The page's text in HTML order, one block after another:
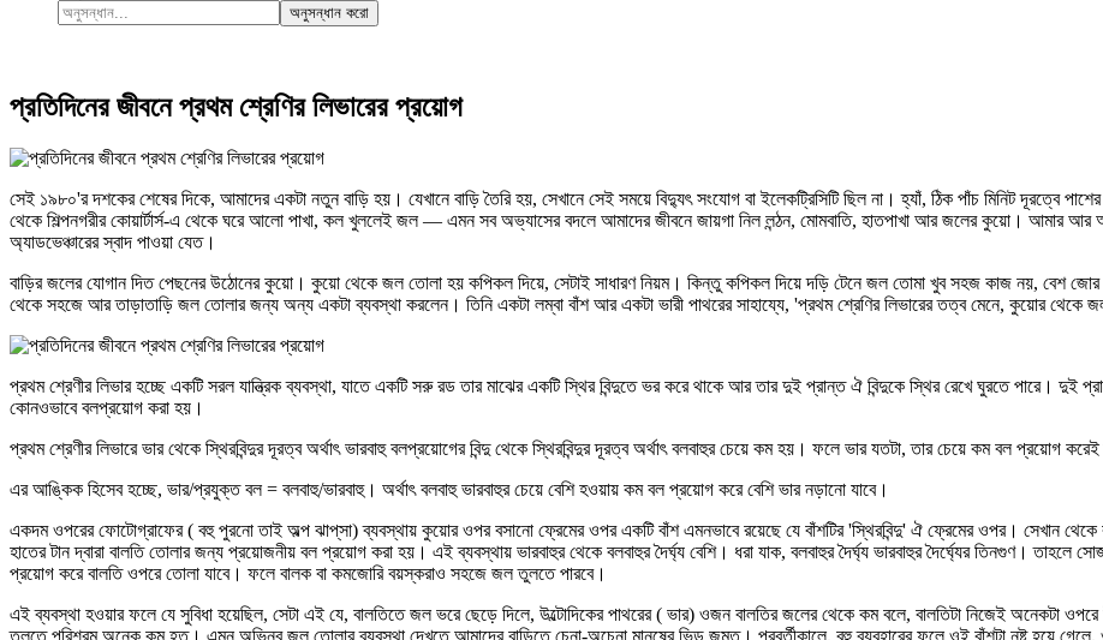
অনুসন্ধান করো
প্রতিদিনের জীবনে প্রথম শ্রেণির লিভারের প্রয়োগ
সেই ১৯৮০'র দশকের শেষের দিকে, আমাদের একটা নতুন বাড়ি হয়। যেখানে বাড়ি তৈরি হয়, সেখানে সেই সময়ে বিদ্যুৎ সংযোগ বা ইলেকট্রিসিটি ছিল না। হ্যাঁ, ঠিক পাঁচ মিনিট দূরত্বে
থেকে শিল্পনগরীর কোয়ার্টার্স-এ থেকে ঘরে আলো পাখা, কল খুললেই জল — এমন সব অভ্যাসের বদলে আমাদের জীবনে জায়গা নিল লন্ঠন, মোমবাতি, হাতপাখা আর জলের কুয়ো। আমার
অ্যাডভেঞ্চারের স্বাদ পাওয়া যেত।
বাড়ির জলের যোগান দিত পেছনের উঠোনের কুয়ো। কুয়ো থেকে জল তোলা হয় কপিকল দিয়ে, সেটাই সাধারণ নিয়ম। কিন্তু কপিকল দিয়ে দড়ি টেনে জল তোমা খুব সহজ কাজ নয়, বেশ জোর
থেকে সহজে আর তাড়াতাড়ি জল তোলার জন্য অন্য একটা ব্যবস্থা করলেন। তিনি একটা লম্বা বাঁশ আর একটা ভারী পাথরের সাহায্যে, 'প্রথম শ্রেণির লিভারের তত্ব মেনে, কুয়োর থেকে
প্রথম শ্রেণীর লিভার হচ্ছে একটি সরল যান্ত্রিক ব্যবস্থা, যাতে একটি সরু রড তার মাঝের একটি স্থির বিন্দুতে ভর করে থাকে আর তার দুই প্রান্ত ঐ বিন্দুকে স্থির রেখে ঘুরতে পারে।
কোনওভাবে বলপ্রয়োগ করা হয়।
প্রথম শ্রেণীর লিভারে ভার থেকে স্থিরবিন্দুর দূরত্ব অর্থাৎ ভারবাহু বলপ্রয়োগের বিন্দু থেকে স্থিরবিন্দুর দূরত্ব অর্থাৎ বলবাহুর চেয়ে কম হয়। ফলে ভার যতটা, তার চেয়ে কম বল প্রয়োগ
এর আঙ্কিক হিসেব হচ্ছে, ভার/প্রযুক্ত বল = বলবাহু/ভারবাহু। অর্থাৎ বলবাহু ভারবাহুর চেয়ে বেশি হওয়ায় কম বল প্রয়োগ করে বেশি ভার নড়ানো যাবে।
একদম ওপরের ফোটোগ্রাফের ( বহু পুরনো তাই অল্প ঝাপ্‌সা) ব্যবস্থায় কুয়োর ওপর বসানো ফ্রেমের ওপর একটি বাঁশ এমনভাবে রয়েছে যে বাঁশটির 'স্থিরবিন্দু' ঐ ফ্রেমের ওপর। সেখান
হাতের টান দ্বারা বালতি তোলার জন্য প্রয়োজনীয় বল প্রয়োগ করা হয়। এই ব্যবস্থায় ভারবাহুর থেকে বলবাহুর দৈর্ঘ্য বেশি। ধরা যাক, বলবাহুর দৈর্ঘ্য ভারবাহুর দৈর্ঘ্যের তিনগুণ।
প্রয়োগ করে বালতি ওপরে তোলা যাবে। ফলে বালক বা কমজোরি বয়স্করাও সহজে জল তুলতে পারবে।
এই ব্যবস্থা হওয়ার ফলে যে সুবিধা হয়েছিল, সেটা এই যে, বালতিতে জল ভরে ছেড়ে দিলে, উল্টোদিকের পাথরের ( ভার) ওজন বালতির জলের থেকে কম বলে, বালতিটা নিজেই অনেকটা
তুলতে পরিশ্রম অনেক কম হত। এমন অভিনব জল তোলার ব্যবস্থা দেখতে আমাদের বাড়িতে চেনা-অচেনা মানুষের ভিড় জমত। পরবর্তীকালে, বহু ব্যবহারের ফলে ওই বাঁশটা নষ্ট হয়ে গেলে,